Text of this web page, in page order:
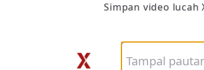
Simpan video